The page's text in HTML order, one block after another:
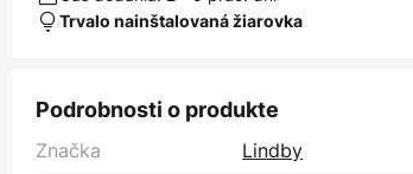
Trvalo nainštalovaná žiarovka
Podrobnosti o produkte
Značka
Lindby